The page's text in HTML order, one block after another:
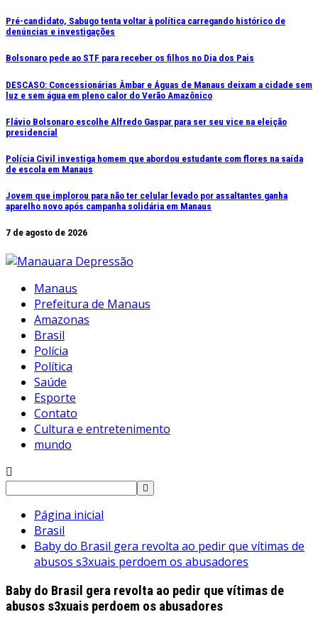
Ir
para
o
Pré-candidato, Sabugo tenta voltar à política carregando histórico de
denúncias e investigações
Bolsonaro pede ao STF para receber os filhos no Dia dos Pais
DESCASO: Concessionárias Âmbar e Águas de Manaus deixam a cidade sem
luz e sem água em pleno calor do Verão Amazônico
Flávio Bolsonaro escolhe Alfredo Gaspar para ser seu vice na eleição
presidencial
Polícia Civil investiga homem que abordou estudante com flores na saída
de escola em Manaus
Jovem que implorou para não ter celular levado por assaltantes ganha
aparelho novo após campanha solidária em Manaus
7 de agosto de 2026
Manaus
Prefeitura de Manaus
Amazonas
Brasil
Polícia
Política
Saúde
Esporte
Contato
Cultura e entretenimento
mundo
Pesquisar
Página inicial
Brasil
Baby do Brasil gera revolta ao pedir que vítimas de
abusos s3xuais perdoem os abusadores
Baby do Brasil gera revolta ao pedir que vítimas de
abusos s3xuais perdoem os abusadores